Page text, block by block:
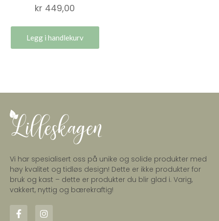
kr 449,00
Legg i handlekurv
Vi har spesialisert oss på unike og solide produkter med
høy kvalitet og tidløs design! Dette er ikke produkter for
bruk og kast – dette er produkter du blir glad i. Varig,
vakkert, nyttig og bærekraftig!